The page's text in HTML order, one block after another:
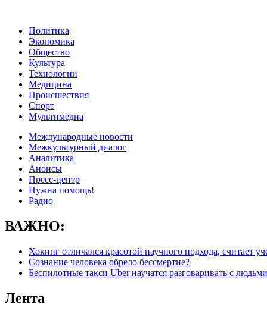
Политика
Экономика
Общество
Культура
Технологии
Медицина
Происшествия
Спорт
Мультимедиа
Международные новости
Межкультурный диалог
Аналитика
Анонсы
Пресс-центр
Нужна помощь!
Радио
ВАЖНО:
Хокинг отличался красотой научного подхода, считает
Сознание человека обрело бессмертие?
Беспилотные такси Uber научатся разговаривать с людьми
Лента